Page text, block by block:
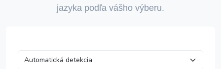
jazyka podľa vášho výberu.